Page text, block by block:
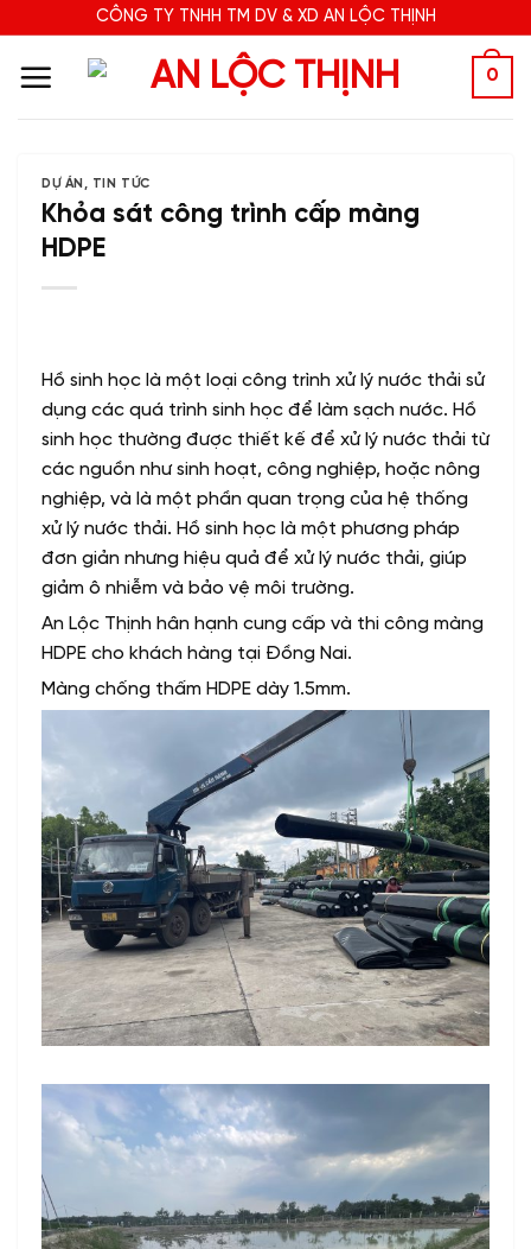
nội
CÔNG TY TNHH TM DV & XD AN LỘC THỊNH
0
DỰ ÁN , TIN TỨC
Khỏa sát công trình cấp màng
HDPE
Hồ sinh học là một loại công trình xử lý nước thải sử
dụng các quá trình sinh học để làm sạch nước. Hồ
sinh học thường được thiết kế để xử lý nước thải từ
các nguồn như sinh hoạt, công nghiệp, hoặc nông
nghiệp, và là một phần quan trọng của hệ thống
xử lý nước thải. Hồ sinh học là một phương pháp
đơn giản nhưng hiệu quả để xử lý nước thải, giúp
giảm ô nhiễm và bảo vệ môi trường.
An Lộc Thịnh hân hạnh cung cấp và thi công màng
HDPE cho khách hàng tại Đồng Nai.
Màng chống thấm HDPE dày 1.5mm.